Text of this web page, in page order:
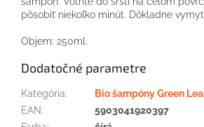
pôsobiť niekoľko minút. Dôkladne
Objem: 250ml.
Dodatočné parametre
Kategória:
Bio šampóny Green
EAN:
5903041920397